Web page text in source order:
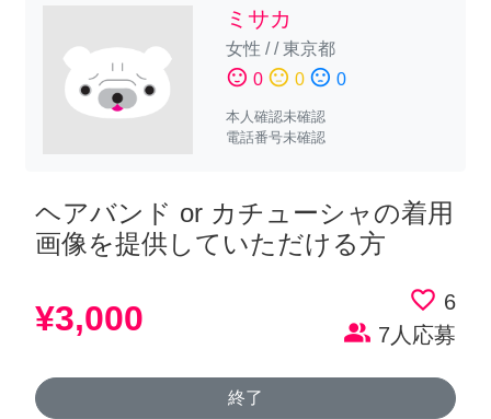
ミサカ
女性 //東京都
sentiment_satisfied 0 sentiment_neutral 0 sentiment_dissatisfied 0
本人確認未確認
電話番号未確認
ヘアバンド or カチューシャの着用
画像を提供していただける方
¥3,000 favorite_border 6
people_alt 7人応募
終了